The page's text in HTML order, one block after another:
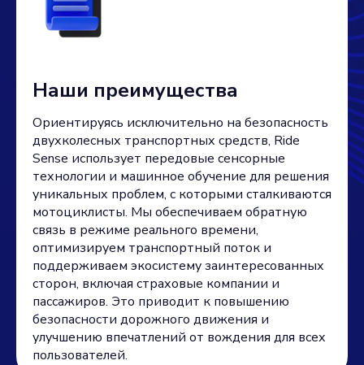
Наши преимущества
Ориентируясь исключительно на безопасность
двухколесных транспортных средств, Ride
Sense использует передовые сенсорные
технологии и машинное обучение для решения
уникальных проблем, с которыми сталкиваются
мотоциклисты. Мы обеспечиваем обратную
связь в режиме реального времени,
оптимизируем транспортный поток и
поддерживаем экосистему заинтересованных
сторон, включая страховые компании и
пассажиров. Это приводит к повышению
безопасности дорожного движения и
улучшению впечатлений от вождения для всех
пользователей.